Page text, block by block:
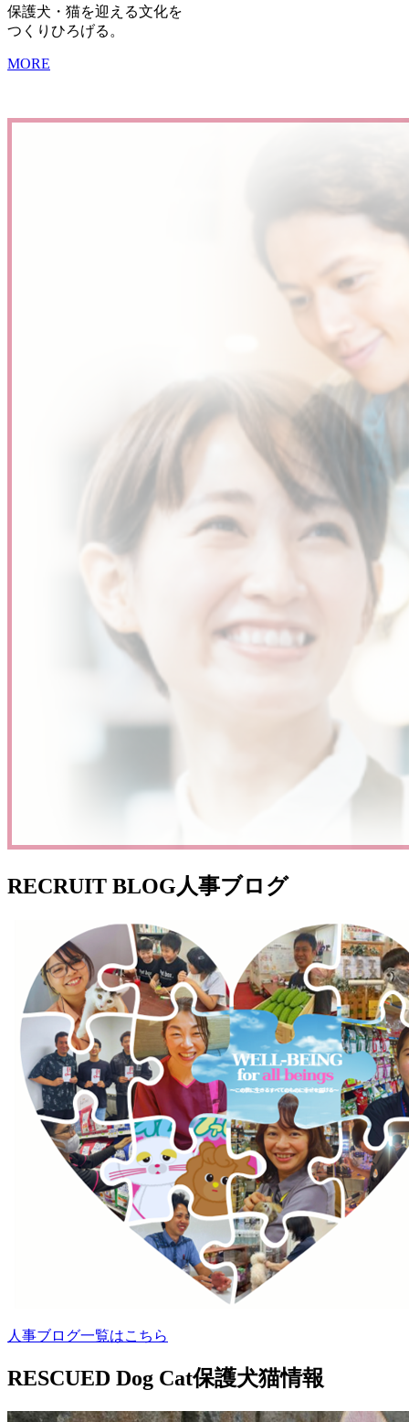
保護犬・猫を迎える文化を
つくりひろげる。
MORE
RECRUIT BLOG人事ブログ
人事ブログ一覧はこちら
RESCUED Dog Cat保護犬猫情報